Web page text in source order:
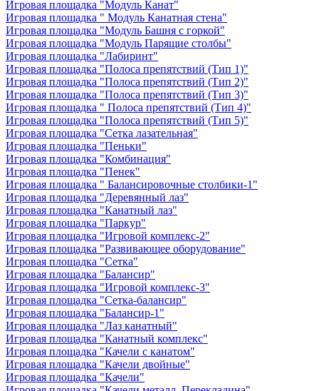
Игровая площадка "Модуль Канат"
Игровая площадка " Модуль Канатная стена"
Игровая площадка "Модуль Башня с горкой"
Игровая площадка "Модуль Парящие столбы"
Игровая площадка "Лабиринт"
Игровая площадка "Полоса препятствий (Тип 1)"
Игровая площадка "Полоса препятствий (Тип 2)"
Игровая площадка "Полоса препятствий (Тип 3)"
Игровая площадка " Полоса препятствий (Тип 4)"
Игровая площадка "Полоса препятствий (Тип 5)"
Игровая площадка "Сетка лазательная"
Игровая площадка "Пеньки"
Игровая площадка "Комбинация"
Игровая площадка "Пенек"
Игровая площадка " Балансировочные столбики-1"
Игровая площадка "Деревянный лаз"
Игровая площадка "Канатный лаз"
Игровая площадка "Паркур"
Игровая площадка "Игровой комплекс-2"
Игровая площадка "Развивающее оборудование"
Игровая площадка "Сетка"
Игровая площадка "Балансир"
Игровая площадка "Игровой комплекс-3"
Игровая площадка "Сетка-балансир"
Игровая площадка "Балансир-1"
Игровая площадка "Лаз канатный"
Игровая площадка "Канатный комплекс"
Игровая площадка "Качели с канатом"
Игровая площадка "Качели двойные"
Игровая площадка "Качели"